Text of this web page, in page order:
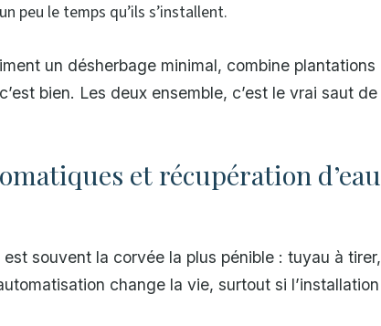
peu le temps qu’ils s’installent.
un désherbage minimal, combine plantations
bien. Les deux ensemble, c’est le vrai saut de
et récupération d’eau
est souvent la corvée la plus pénible : tuyau à tirer,
change la vie, surtout si l’installation